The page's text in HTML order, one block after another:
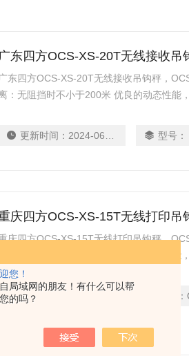
您！
局域网的朋友！有什么可以帮
的吗？
广东四方OCS-XS-20T无线接收吊钩秤，
：无阻挡时不小于200米 优良的动态性能
更新时间： 2024-06-12 型号：
庆四方OCS-XS-15T无线打印吊钩秤，
离：无阻挡时不小于200米 优良的动态性
准确的称重结果。选配高温隔热和防腐型
连接电脑则配XK3196G3称重显示器。
更新时间： 型号：